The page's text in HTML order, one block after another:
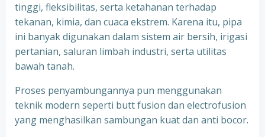
tinggi, fleksibilitas, serta ketahanan terhadap
tekanan, kimia, dan cuaca ekstrem. Karena itu, pipa
ini banyak digunakan dalam sistem air bersih, irigasi
pertanian, saluran limbah industri, serta utilitas
bawah tanah.
Proses penyambungannya pun menggunakan
teknik modern seperti butt fusion dan electrofusion
yang menghasilkan sambungan kuat dan anti bocor.